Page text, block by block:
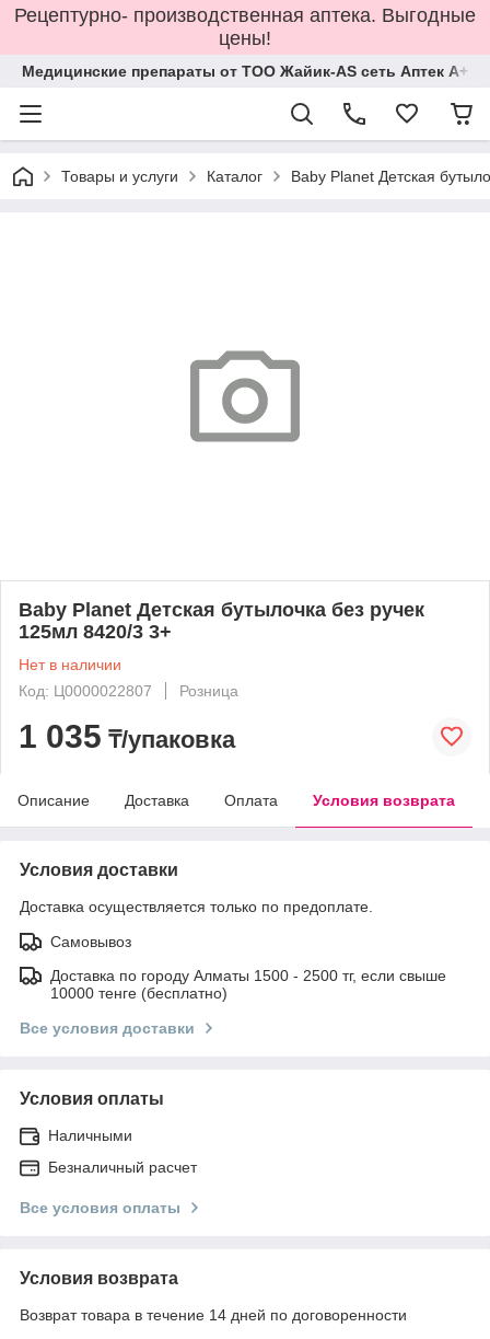
Рецептурно- производственная аптека. Выгодные
цены!
Медицинские препараты от ТОО Жайик-AS сеть Аптек А+
Товары и услуги Каталог Baby Planet Детская
Baby Planet Детская бутылочка без ручек
125мл 8420/3 3+
Нет в наличии
Код: Ц0000022807
Розница
1 035 ₸/упаковка
Описание Доставка Оплата Условия возврата
Условия доставки
Доставка осуществляется только по предоплате.
Самовывоз
Доставка по городу Алматы 1500 - 2500 тг, если свыше
10000 тенге (бесплатно)
Все условия доставки
Условия оплаты
Наличными
Безналичный расчет
Все условия оплаты
Условия возврата
Возврат товара в течение 14 дней по договоренности